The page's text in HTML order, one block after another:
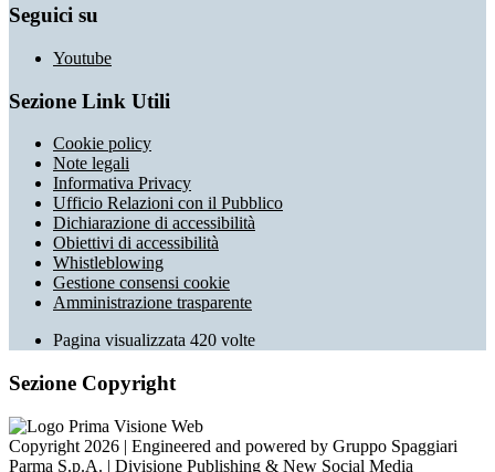
Seguici su
Youtube
Sezione Link Utili
Cookie policy
Note legali
Informativa Privacy
Ufficio Relazioni con il Pubblico
Dichiarazione di accessibilità
Obiettivi di accessibilità
Whistleblowing
Gestione consensi cookie
Amministrazione trasparente
Pagina visualizzata 420 volte
Sezione Copyright
Copyright 2026 | Engineered and powered by Gruppo Spaggiari
Parma S.p.A. | Divisione Publishing & New Social Media